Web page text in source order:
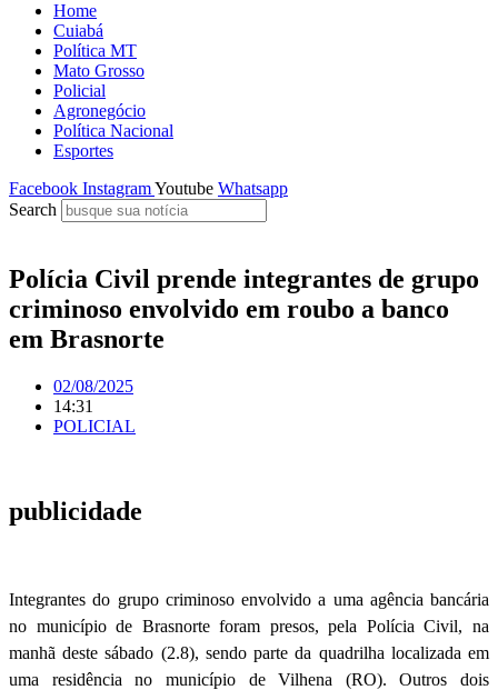
Home
Cuiabá
Política MT
Mato Grosso
Policial
Agronegócio
Política Nacional
Esportes
Facebook InstagramYoutube Whatsapp
Search
Polícia Civil prende integrantes de grupo
criminoso envolvido em roubo a banco
em Brasnorte
02/08/2025
14:31
POLICIAL
publicidade
Integrantes do grupo criminoso envolvido a uma agência bancária
no município de Brasnorte foram presos, pela Polícia Civil, na
manhã deste sábado (2.8), sendo parte da quadrilha localizada em
uma residência no município de Vilhena (RO). Outros dois